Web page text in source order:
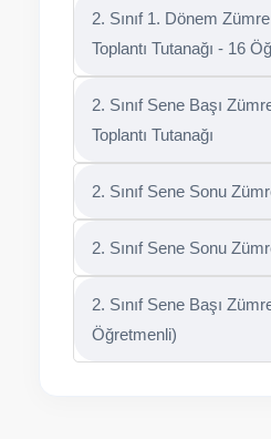
2. Sınıf 1. Dönem
Toplantı Tutanağı - 16
2. Sınıf Sene Başı
Toplantı Tutanağı
2. Sınıf Sene Sonu
2. Sınıf Sene Sonu
2. Sınıf Sene Başı
Öğretmenli)